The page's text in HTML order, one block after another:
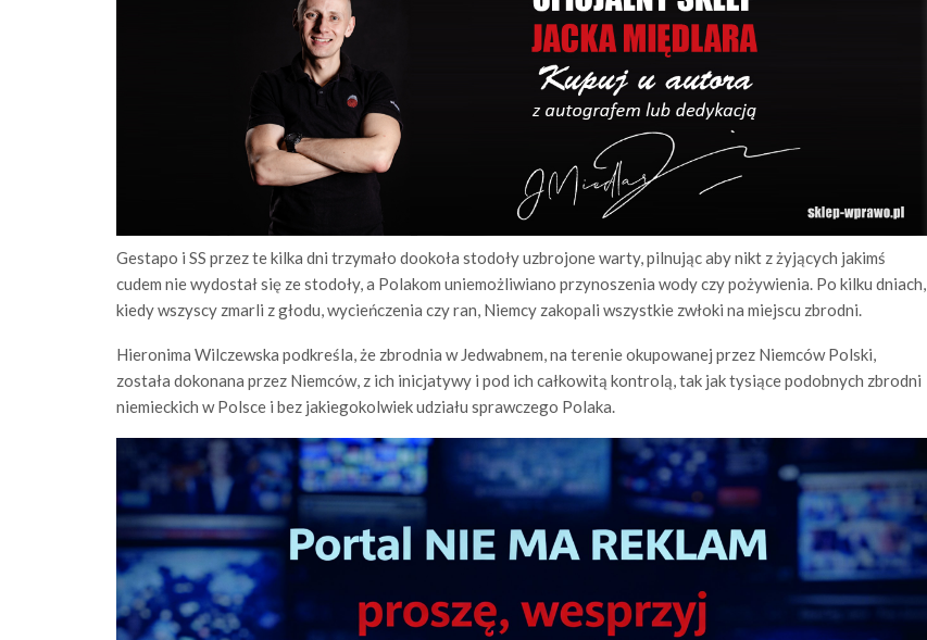
Gestapo i SS przez te kilka dni trzymało dookoła stodoły uzbrojone warty, pilnując aby nikt z żyjących jakimś
cudem nie wydostał się ze stodoły, a Polakom uniemożliwiano przynoszenia wody czy pożywienia. Po kilku dniach,
kiedy wszyscy zmarli z głodu, wycieńczenia czy ran, Niemcy zakopali wszystkie zwłoki na miejscu zbrodni.
Hieronima Wilczewska podkreśla, że zbrodnia w Jedwabnem, na terenie okupowanej przez Niemców Polski,
została dokonana przez Niemców, z ich inicjatywy i pod ich całkowitą kontrolą, tak jak tysiące podobnych zbrodni
niemieckich w Polsce i bez jakiegokolwiek udziału sprawczego Polaka.